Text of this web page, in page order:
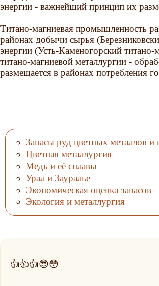
энергии - важнейший принцип их
Титано-магниевая промышленность
районах добычи сырья
энергии (Усть-Каменогорский титано-
титано-магниевой металлургии -
размещается в районах потребления
Запасы руд цветных металлов и
Цветная металлургия
Медь и её сплавы
Урал и Зауралье
Экономическая оценка запасов
Экология и металлургия
👍👍👍😎😳